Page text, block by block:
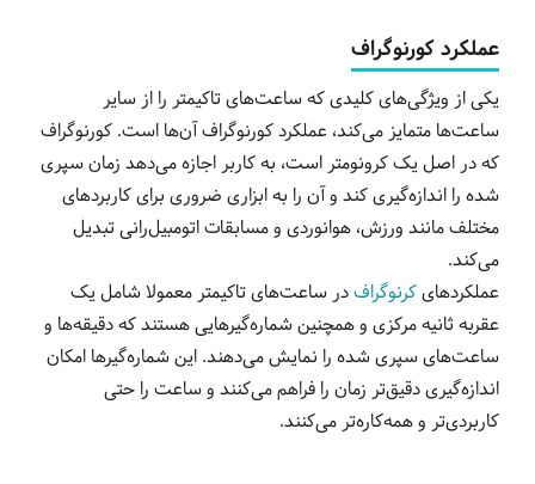
عملکرد کورنوگراف
یکی از ویژگی‌های کلیدی که ساعت‌های تاکیمتر را از سایر
ساعت‌ها متمایز می‌کند، عملکرد کورنوگراف آن‌ها است. کورنوگراف
که در اصل یک کرونومتر است، به کاربر اجازه می‌دهد زمان سپری
شده را اندازه‌گیری کند و آن را به ابزاری ضروری برای کاربردهای
مختلف مانند ورزش، هوانوردی و مسابقات اتومبیل‌رانی تبدیل
می‌کند.
عملکردهایکرنوگرافدر ساعت‌های تاکیمتر معمولا شامل یک
عقربه ثانیه مرکزی و همچنین شماره‌گیر‌هایی هستند که دقیقه‌ها و
ساعت‌های سپری شده را نمایش می‌دهند. این شماره‌گیرها امکان
اندازه‌گیری دقیق‌تر زمان را فراهم می‌کنند و ساعت را حتی
کاربردی‌تر و همه‌کاره‌تر می‌کنند.